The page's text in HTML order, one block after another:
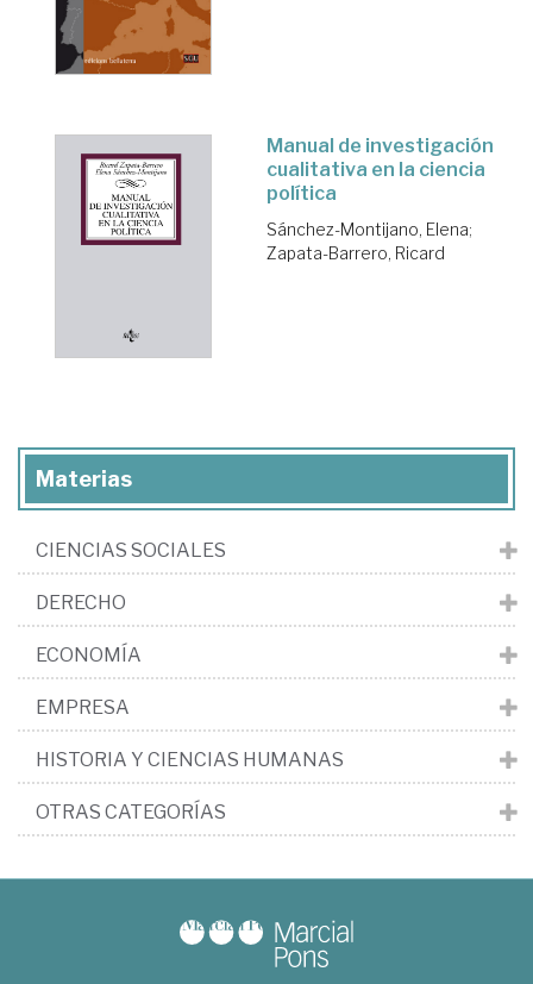
Manual de investigación
cualitativa en la ciencia
política
Sánchez-Montijano, Elena;
Zapata-Barrero, Ricard
Materias
CIENCIAS SOCIALES
DERECHO
ECONOMÍA
EMPRESA
HISTORIA Y CIENCIAS HUMANAS
OTRAS CATEGORÍAS